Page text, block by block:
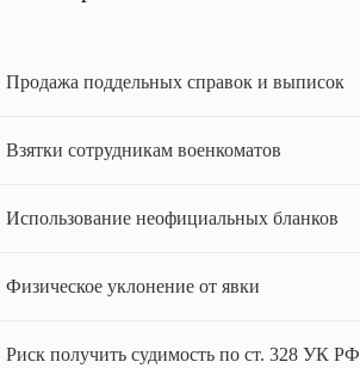
Продажа поддельных справок и выписок
Взятки сотрудникам военкоматов
Использование неофициальных бланков
Физическое уклонение от явки
Риск получить судимость по ст. 328 УК РФ